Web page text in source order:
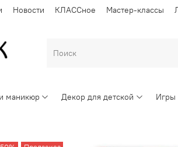
Новости КЛАССное Мастер-классы
маникюр Декор для детской Игры